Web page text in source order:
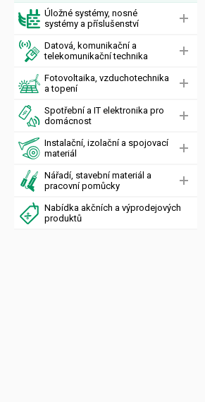
Úložné systémy, nosné
systémy a příslušenství
Datová, komunikační a
telekomunikační technika
Fotovoltaika, vzduchotechnika
a topení
Spotřební a IT elektronika pro
domácnost
Instalační, izolační a spojovací
materiál
Nářadí, stavební materiál a
pracovní pomůcky
Nabídka akčních a výprodejových
produktů